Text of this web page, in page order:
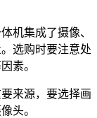
机集成了摄像、
选购时要注意处
素。
来源，要选择画
头。